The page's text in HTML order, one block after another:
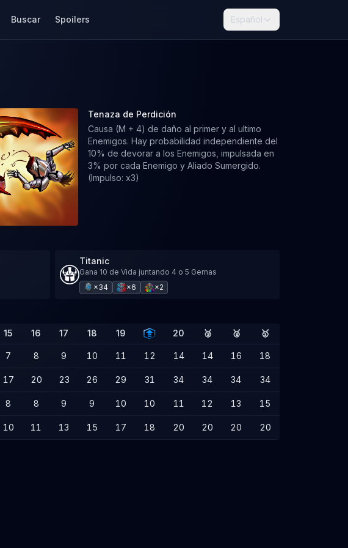
Buscar Spoilers Español
Tenaza de Perdición
Causa (M + 4) de daño al primer y al ultimo
Enemigos. Hay probabilidad independiente del
10% de devorar a los Enemigos, impulsada en
3% por cada Enemigo y Aliado Sumergido.
(Impulso: x3)
Titanic
Gana 10 de Vida juntando 4 o 5 Gemas
×34
×6 ×2
15 16 17 18 19 20 🥉 🥈 🥇
7 8 9 10 11 12 14 14 16 18
17 20 23 26 29 31 34 34 34 34
8 8 9 9 10 10 11 12 13 15
10 11 13 15 17 18 20 20 20 20